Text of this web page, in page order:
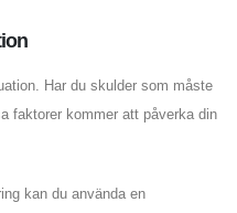
Har du skulder som måste
faktorer kommer att påverka din
kan du använda en